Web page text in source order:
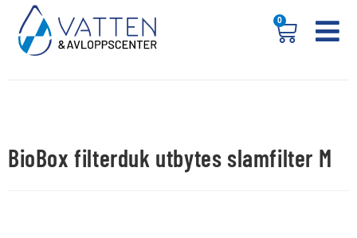
0
BioBox filterduk utbytes slamfilter M